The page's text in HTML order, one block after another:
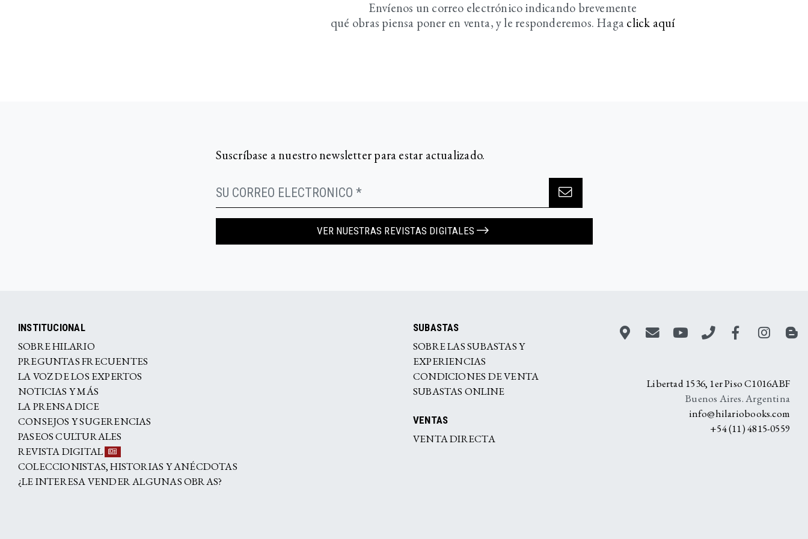
Envíenos un correo electrónico indicando brevemente
qué obras piensa poner en venta, y le responderemos. Hagaclick aquí­
Suscríbase a nuestro newsletter para estar actualizado.
VER NUESTRAS REVISTAS DIGITALES
INSTITUCIONAL
SOBRE HILARIO
PREGUNTAS FRECUENTES
LA VOZ DE LOS EXPERTOS
NOTICIAS Y MÁS
LA PRENSA DICE
CONSEJOS Y SUGERENCIAS
PASEOS CULTURALES
REVISTA DIGITAL
COLECCIONISTAS, HISTORIAS Y ANÉCDOTAS
¿LE INTERESA VENDER ALGUNAS OBRAS?
SUBASTAS
SOBRE LAS SUBASTAS Y
EXPERIENCIAS
CONDICIONES DE VENTA
SUBASTAS ONLINE
VENTAS
VENTA DIRECTA
Libertad 1536, 1er Piso C1016ABF
Buenos Aires. Argentina
info@hilariobooks.com
+54 (11) 4815-0559